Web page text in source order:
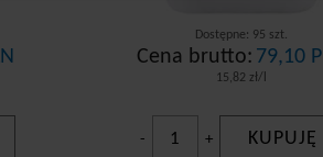
Dostępne: 95 szt.
Cena brutto: 79,10
15,82 zł/l
- + KUPUJĘ